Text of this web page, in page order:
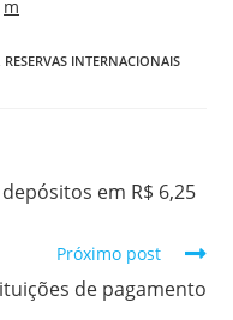
RESERVAS INTERNACIONAIS
em R$ 6,25
Próximo post
de pagamento